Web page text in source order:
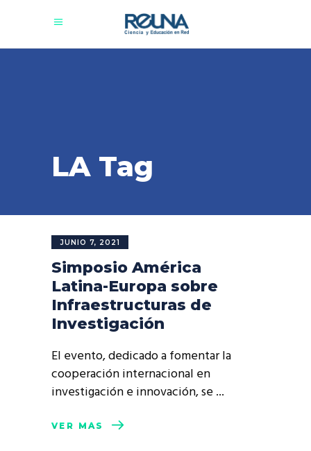
LA Tag
JUNIO 7, 2021
Simposio América
Latina-Europa sobre
Infraestructuras de
Investigación
El evento, dedicado a fomentar la
cooperación internacional en
investigación e innovación, se
VER MÁS